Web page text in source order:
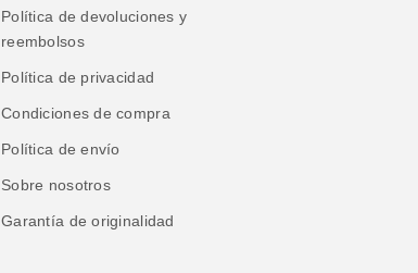
Política de devoluciones y
reembolsos
Política de privacidad
Condiciones de compra
Política de envío
Sobre nosotros
Garantía de originalidad